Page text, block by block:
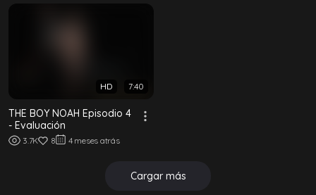
HD 7:40
THE BOY NOAH Episodio 4
- Evaluación
3.7K 8 4 meses atrás
Cargar más